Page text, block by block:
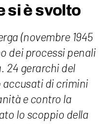
si è svolto
(novembre 1945
dei processi penali
24 gerarchi del
di crimini
e contro la
lo scoppio della